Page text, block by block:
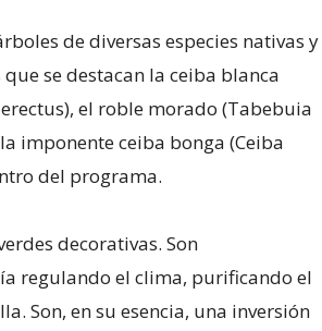
de diversas especies nativas y
se destacan la ceiba blanca
el roble morado (Tabebuia
imponente ceiba bonga (Ceiba
del programa.
decorativas. Son
regulando el clima, purificando el
Son, en su esencia, una inversión